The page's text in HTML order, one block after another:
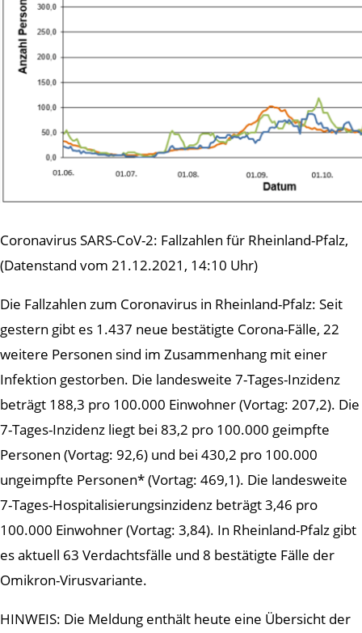
Coronavirus SARS-CoV-2: Fallzahlen für Rheinland-Pfalz,
(Datenstand vom 21.12.2021, 14:10 Uhr)
Die Fallzahlen zum Coronavirus in Rheinland-Pfalz: Seit
gestern gibt es 1.437 neue bestätigte Corona-Fälle, 22
weitere Personen sind im Zusammenhang mit einer
Infektion gestorben. Die landesweite 7-Tages-Inzidenz
beträgt 188,3 pro 100.000 Einwohner (Vortag: 207,2). Die
7-Tages-Inzidenz liegt bei 83,2 pro 100.000 geimpfte
Personen (Vortag: 92,6) und bei 430,2 pro 100.000
ungeimpfte Personen* (Vortag: 469,1). Die landesweite
7-Tages-Hospitalisierungsinzidenz beträgt 3,46 pro
100.000 Einwohner (Vortag: 3,84). In Rheinland-Pfalz gibt
es aktuell 63 Verdachtsfälle und 8 bestätigte Fälle der
Omikron-Virusvariante.
HINWEIS: Die Meldung enthält heute eine Übersicht der